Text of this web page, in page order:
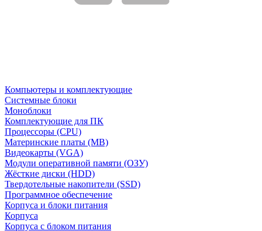
Компьютеры и комплектующие
Системные блоки
Моноблоки
Комплектующие для ПК
Процессоры (CPU)
Материнские платы (MB)
Видеокарты (VGA)
Модули оперативной памяти (ОЗУ)
Жёсткие диски (HDD)
Твердотельные накопители (SSD)
Программное обеспечение
Корпуса и блоки питания
Корпуса
Корпуса с блоком питания